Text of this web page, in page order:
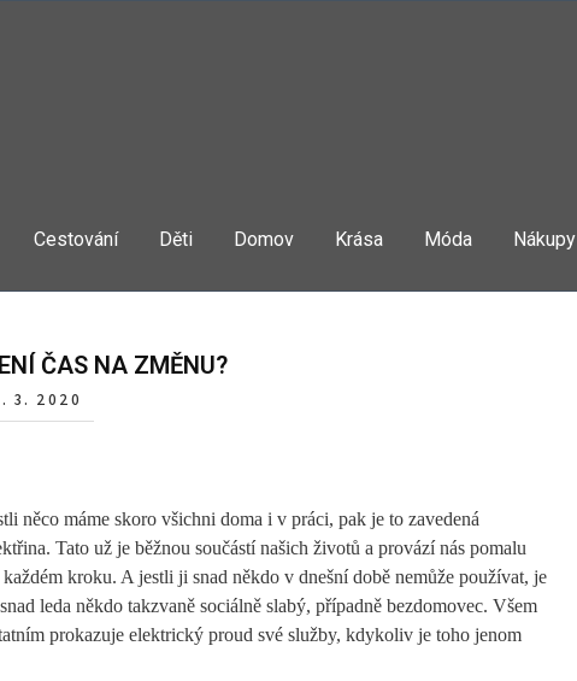
Cestování Děti Domov Krása Móda Nákupy
ČAS NA ZMĚNU?
3. 2020
něco máme skoro všichni doma i v práci, pak je to zavedená
Tato už je běžnou součástí našich životů a provází nás pomalu
každém kroku. A jestli ji snad někdo v dnešní době nemůže používat, je
leda někdo takzvaně sociálně slabý, případně bezdomovec. Všem
prokazuje elektrický proud své služby, kdykoliv je toho jenom